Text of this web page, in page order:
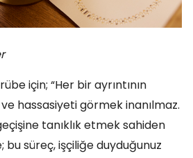
için; “Her bir ayrıntının
hassasiyeti görmek inanılmaz.
tanıklık etmek sahiden
süreç, işçiliğe duyduğunuz